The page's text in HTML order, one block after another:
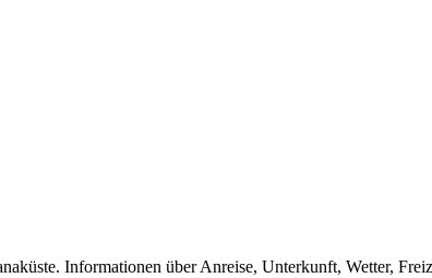
Informationen über Anreise, Unterkunft, Wetter,